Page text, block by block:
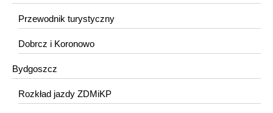
Przewodnik turystyczny
Dobrcz i Koronowo
Bydgoszcz
Rozkład jazdy ZDMiKP